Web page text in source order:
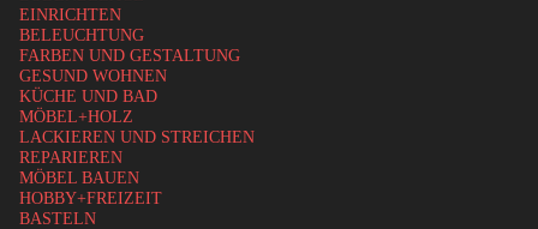
EINRICHTEN
BELEUCHTUNG
FARBEN UND GESTALTUNG
GESUND WOHNEN
KÜCHE UND BAD
MÖBEL+HOLZ
LACKIEREN UND STREICHEN
REPARIEREN
MÖBEL BAUEN
HOBBY+FREIZEIT
BASTELN